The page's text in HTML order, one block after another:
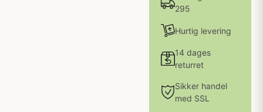
295
Hurtig levering
14 dages
returret
Sikker handel
med SSL